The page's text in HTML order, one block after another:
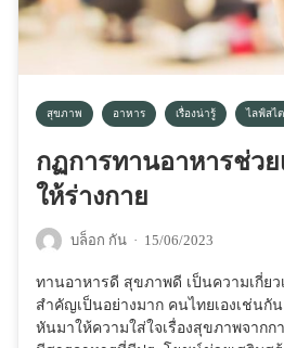
สุขภาพ อาหาร เรื่องน่ารู้ ไลฟ์สไ
กฏการทานอาหารช่ว
ให้ร่างกาย
บล็อก กัน · 15/06/2023
ทานอาหารดี สุขภาพดี เป็นความเกี่ย
สำคัญเป็นอย่างมาก คนไทยเองเช่นกั
หันมาให้ความใส่ใจเรื่องสุขภาพจาก